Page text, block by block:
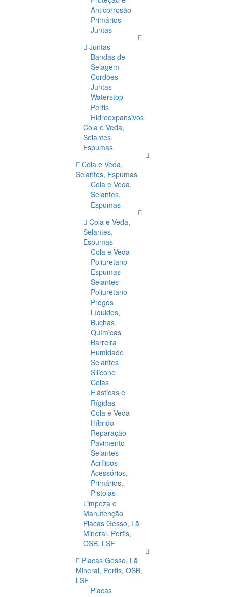
Anticorrosão
Primários
Juntas
Juntas
Bandas de
Selagem
Cordões
Juntas
Waterstop
Perfis
Hidroexpansivos
Cola e Veda,
Selantes,
Espumas
Cola e Veda,
Selantes, Espumas
Cola e Veda,
Selantes,
Espumas
Cola e Veda,
Selantes,
Espumas
Cola e Veda
Poliuretano
Espumas
Selantes
Poliuretano
Pregos
Líquidos,
Buchas
Químicas
Barreira
Humidade
Selantes
Silicone
Colas
Elásticas e
Rígidas
Cola e Veda
Híbrido
Reparação
Pavimento
Selantes
Acrílicos
Acessórios,
Primários,
Pistolas
Limpeza e
Manutenção
Placas Gesso, Lã
Mineral, Perfis,
OSB, LSF
Placas Gesso, Lã
Mineral, Perfis, OSB,
LSF
Placas